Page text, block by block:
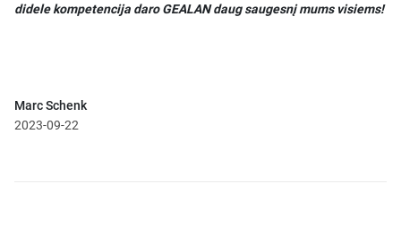
didele kompetencija daro GEALAN daug saugesnį mums visiems!
Marc Schenk
2023-09-22